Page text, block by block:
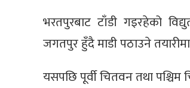
भरतपुरबाट टाँडी गइरहेको
जगतपुर हुँदै माडी पठाउने
यसपछि पूर्वी चितवन तथा पश्चिम